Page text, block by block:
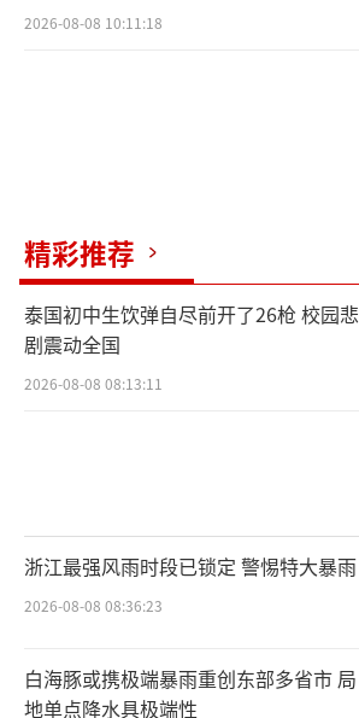
2026-08-08 10:11:18
精彩推荐
泰国初中生饮弹自尽前开了26枪 校园悲
剧震动全国
2026-08-08 08:13:11
浙江最强风雨时段已锁定 警惕特大暴雨
2026-08-08 08:36:23
白海豚或携极端暴雨重创东部多省市 局
地单点降水具极端性